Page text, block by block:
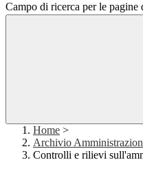
Campo di ricerca per le pagine
Home >
Archivio
Controlli e rilievi